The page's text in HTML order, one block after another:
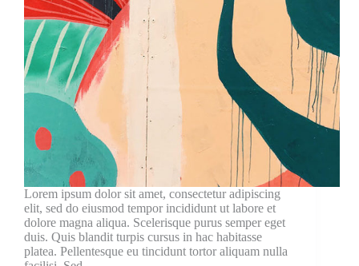
Lorem ipsum dolor sit amet, consectetur adipiscing
elit, sed do eiusmod tempor incididunt ut labore et
dolore magna aliqua. Scelerisque purus semper eget
duis. Quis blandit turpis cursus in hac habitasse
platea. Pellentesque eu tincidunt tortor aliquam nulla